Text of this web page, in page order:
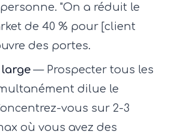
"On a réduit le
de 40 % pour [client
des portes.
— Prospecter tous les
dilue le
vous sur 2-3
où vous avez des